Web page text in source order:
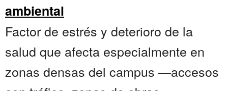
ambiental
Factor de estrés y deterioro de la
salud que afecta especialmente en
zonas densas del campus —accesos